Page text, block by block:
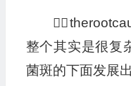
整个其实是很复
菌斑的下面发展